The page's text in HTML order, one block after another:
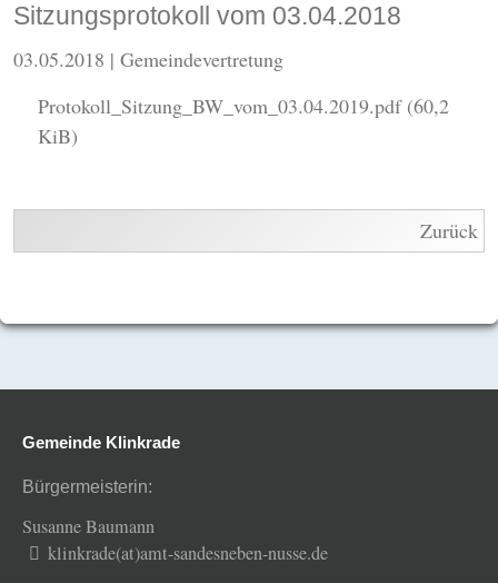
Sitzungsprotokoll vom 03.04.2018
03.05.2018 | Gemeindevertretung
Protokoll_Sitzung_BW_vom_03.04.2019.pdf (60,2
KiB)
Zurück
Gemeinde Klinkrade
Bürgermeisterin:
Susanne Baumann
klinkrade(at)amt-sandesneben-nusse.de